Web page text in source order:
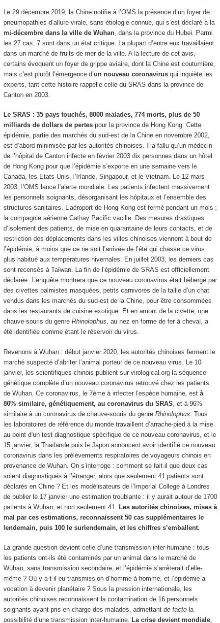
Le 29 décembre 2019, la Chine notifie à l’OMS la présence d’un foyer de
pneumopathies d’allure virale, sans étiologie connue, qui s’est déclaré à la
mi-décembre dans la ville de Wuhan, dans la province du Hubei. Parmi
les 27 cas, 7 sont dans un état critique. La plupart d’entre eux travaillaient
dans un marché de fruits de mer de la ville. A la lecture de cet avis,
certains évoquent un foyer de grippe aviaire, dont la Chine est coutumière,
mais c’est plutôt l’émergence d’un nouveau coronavirus qui inquiète les
experts, tant cette histoire rappelle celle du SRAS dans la province de
Canton en 2003.
Le SRAS : 35 pays touchés, 8000 malades, 774 morts, plus de 50
milliards de dollars de pertespour la province de Hong Kong. Cette
épidémie, partie des marchés du sud-est de la Chine en novembre 2002,
est d’abord minimisée par les autorités chinoises. Il a fallu qu’un médecin
de l’hôpital de Canton infecte en février 2003 dix personnes dans un hôtel
de Hong Kong pour que l’épidémie s’exporte en une semaine vers le
Canada, les Etats-Unis, l’Irlande, Singapour, et le Vietnam. Le 12 mars
2003, l’OMS lance l’alerte mondiale. Les patients infectent massivement
les personnels soignants, désorganisant les hôpitaux et l’ensemble des
structures sanitaires. L’aéroport de Hong Kong est fermé pendant un mois ;
la compagnie aérienne Cathay Pacific vacille. Des mesures drastiques
d’isolement des patients, de mise en quarantaine de leurs contacts, et de
restriction des déplacements dans les villes chinoises viennent à bout de
l’épidémie, à moins que ce ne soit l’arrivée de l’été qui chasse ce virus
plus habitué aux températures hivernales. En juillet 2003, les derniers cas
sont recensés à Taïwan. La fin de l’épidémie de SRAS est officiellement
déclarée. L’enquête montrera que ce nouveau coronavirus était hébergé par
des civettes palmistes masquées, petits carnivores de la taille d’un chat
vendus dans les marchés du sud-est de la Chine, pour être consommées
dans les restaurants de cuisine exotique. Et en amont de la civette, une
chauve-souris du genre Rhinolophus, au nez en forme de fer à cheval, a
été identifiée comme étant le réservoir du virus.
Revenons à Wuhan : début janvier 2020, les autorités chinoises ferment le
marché suspecté d’abriter l’animal porteur de ce nouveau virus. Le 10
janvier, les scientifiques chinois publient sur virological.org la séquence
génétique complète d’un nouveau coronavirus retrouvé chez les patients
de Wuhan. Ce coronavirus, le 7ème à infecter l’espèce humaine, est à
80% similaire, génétiquement, au coronavirus du SRAS , et à 96%
similaire à un coronavirus de chauve-souris du genre Rhinolophus . Tous
les laboratoires de référence du monde travaillent d’arrache-pied à la mise
au point d’un test diagnostique spécifique de ce nouveau coronavirus, et le
15 janvier, la Thaïlande puis le Japon annoncent avoir identifié ce nouveau
coronavirus dans les prélèvements respiratoires de voyageurs chinois en
provenance de Wuhan. On s’interroge : comment se fait-il que deux cas
soient diagnostiqués à l’étranger, alors que seulement 41 patients sont
déclarés en Chine ? Et les modélisateurs de l’Imperial College à Londres
de publier le 17 janvier une estimation troublante : il y aurait autour de 1700
patients à Wuhan, et non seulement 41. Les autorités chinoises, mises à
mal par ces estimations, reconnaissent 50 cas supplémentaires le
lendemain, puis 100 le surlendemain, et les chiffres s’emballent.
La grande question devient celle d’une transmission inter-humaine : tous
les patients ont-ils été contaminés par un animal dans le marché de
Wuhan, sans transmission secondaire, et l’épidémie s’arrêterait d’elle-
même ? Où y a-t-il eu transmission d’homme à homme, et l’épidémie a
vocation à devenir planétaire ? Sous la pression internationale, les
autorités chinoises reconnaissent la contamination de 16 personnels
soignants ayant pris en charge des malades, admettant de factola
possibilité d’une transmission inter-humaine. La crise devient mondiale,